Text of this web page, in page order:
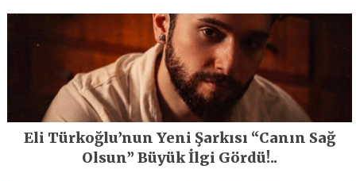
Eli Türkoğlu’nun Yeni Şarkısı “Canın Sağ
Olsun” Büyük İlgi Gördü!..